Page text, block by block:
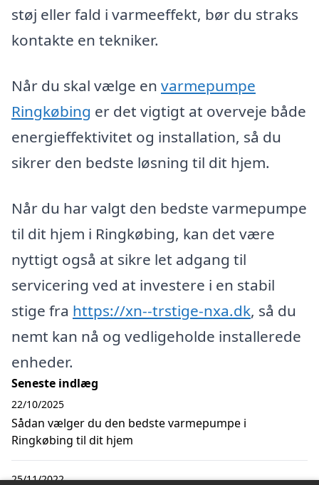
støj eller fald i varmeeffekt, bør du straks
kontakte en tekniker.
Når du skal vælge en varmepumpe
Ringkøbing er det vigtigt at overveje både
energieffektivitet og installation, så du
sikrer den bedste løsning til dit hjem.
Når du har valgt den bedste varmepumpe
til dit hjem i Ringkøbing, kan det være
nyttigt også at sikre let adgang til
servicering ved at investere i en stabil
stige fra https://xn--trstige-nxa.dk, så du
nemt kan nå og vedligeholde installerede
enheder.
Seneste indlæg
Sådan vælger du den bedste varmepumpe i
Ringkøbing til dit hjem
22/10/2025
25/11/2022